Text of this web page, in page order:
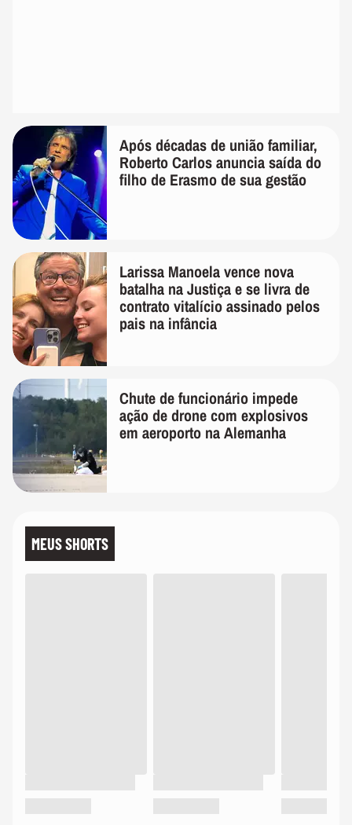
Após décadas de união familiar,
Roberto Carlos anuncia saída do
filho de Erasmo de sua gestão
Larissa Manoela vence nova
batalha na Justiça e se livra de
contrato vitalício assinado pelos
pais na infância
Chute de funcionário impede
ação de drone com explosivos
em aeroporto na Alemanha
MEUS SHORTS